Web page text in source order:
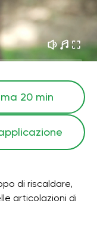
20 min
di riscaldare,
articolazioni di